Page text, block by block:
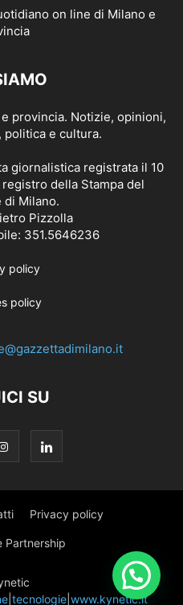
provincia. Notizie, opinioni,
e cultura.
giornalistica registrata il 10
della Stampa del
di Milano.
Pizzolla
351.5646236
policy
policy
SU
Privacy policy
Partnership
tecnologie www.kynetic.it